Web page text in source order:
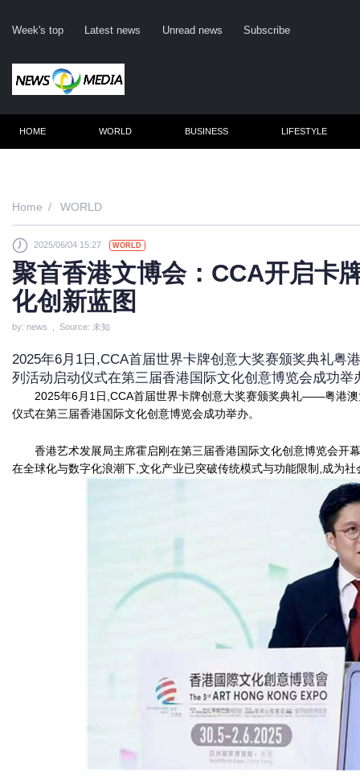
Week's top Latest news Unread news Subscribe
HOME WORLD BUSINESS LIFESTYLE
Home WORLD
2025/06/04 15:27 WORLD
聚首香港文博会：CCA开启卡
化创新蓝图
by: news , Source: 未知
2025年6月1日,CCA首届世界卡牌创意大奖赛颁奖典礼粤
列活动启动仪式在第三届香港国际文化创意博览会成功
2025年6月1日,CCA首届世界卡牌创意大奖赛颁奖典礼——粤港
仪式在第三届香港国际文化创意博览会成功举办。
香港艺术发展局主席霍启刚在第三届香港国际文化创意博览会开
在全球化与数字化浪潮下,文化产业已突破传统模式与功能限制,成为